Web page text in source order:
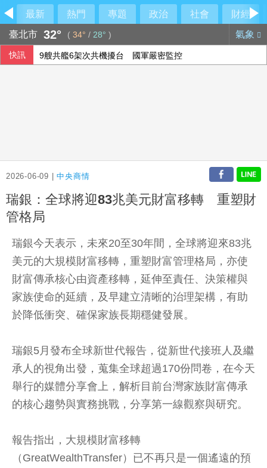
最新 熱門 專題 政治 社會
財經
臺北市 32° ( 34° / 28° ) 氣象
快訊 9艘共艦6架次共機擾台 國軍嚴密監控
2026-06-09 |中央商情
瑞銀：全球將迎83兆美元財富移轉 重塑財
管格局
瑞銀今天表示，未來20至30年間，全球將迎來83兆
美元的大規模財富移轉，重塑財富管理格局，亦使
財富傳承核心由資產移轉，延伸至責任、決策權與
家族使命的延續，及早建立清晰的治理架構，有助
於降低衝突、確保家族長期穩健發展。
瑞銀5月發布全球新世代報告，從新世代接班人及繼
承人的視角出發，蒐集全球超過170份問卷，在今天
舉行的媒體分享會上，解析目前台灣家族財富傳承
的核心趨勢與實務挑戰，分享第一線觀察與研究。
報告指出，大規模財富移轉
（GreatWealthTransfer）已不再只是一個遙遠的預